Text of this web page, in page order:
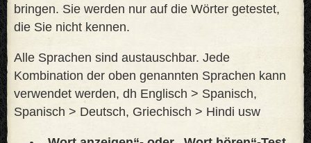
bringen. Sie werden nur auf die Wörter getestet,
die Sie nicht kennen.
Alle Sprachen sind austauschbar. Jede
Kombination der oben genannten Sprachen kann
verwendet werden, dh Englisch > Spanisch,
Spanisch > Deutsch, Griechisch > Hindi usw